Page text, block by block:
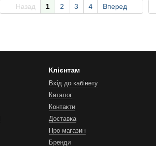
Назад 1 2 3 4 Вперед
Клієнтам
Вхід до кабінету
Каталог
Контакти
Доставка
Про магазин
Бренди